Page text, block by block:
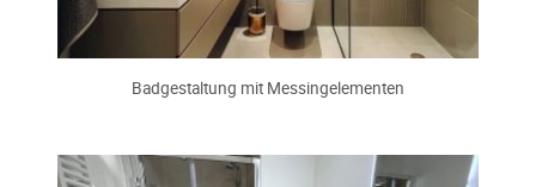
Badgestaltung mit Messingelementen